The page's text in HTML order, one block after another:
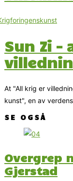
Sun Zi
At "All krig er
kunst", en av
SE OGSÅ
Overgrep
Gjerstad